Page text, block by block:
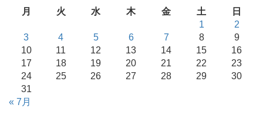
月
火 水 木 金 土
日
1
2
3
4 5 6 7 8
9
10
11 12 13 14 15
16
17
18 19 20 21 22
23
24
25 26 27 28 29
30
31
« 7月